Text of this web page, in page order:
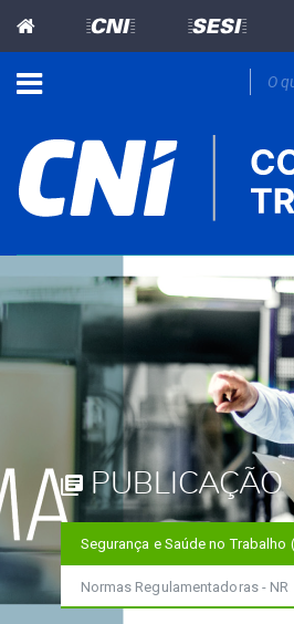
=CNI= =SESI=
PUBLICAÇÃO
Segurança e Saúde no Trabalho
Normas Regulamentadoras - NR